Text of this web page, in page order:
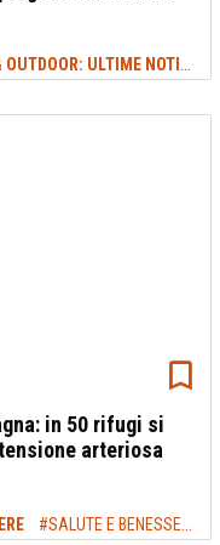
NEWS TREKKING & OUTDOOR: ULTIME NOTIZIE
in 50 rifugi si
arteriosa
#SALUTE E BENESSERE